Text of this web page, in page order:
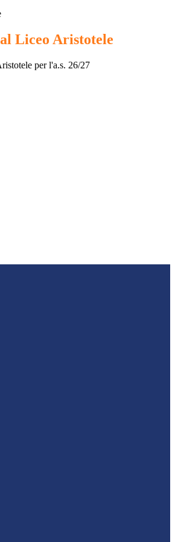
Liceo Aristotele
per l'a.s. 26/27